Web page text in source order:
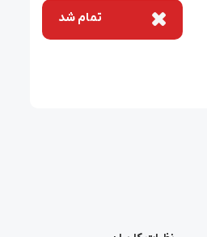
تمام شد